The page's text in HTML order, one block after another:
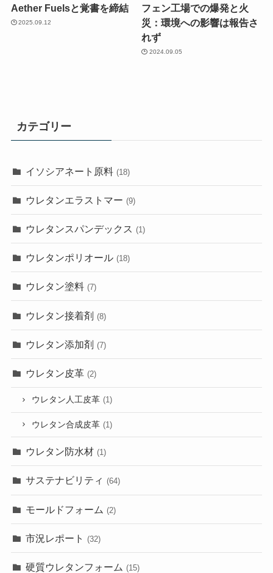
Aether Fuelsと覚書を締結
2025.09.12
フェン工場での爆発と火
災：環境への影響は報告さ
れず
2024.09.05
カテゴリー
イソシアネート原料 (18)
ウレタンエラストマー (9)
ウレタンスパンデックス (1)
ウレタンポリオール (18)
ウレタン塗料 (7)
ウレタン接着剤 (8)
ウレタン添加剤 (7)
ウレタン皮革 (2)
ウレタン人工皮革 (1)
ウレタン合成皮革 (1)
ウレタン防水材 (1)
サステナビリティ (64)
モールドフォーム (2)
市況レポート (32)
硬質ウレタンフォーム (15)